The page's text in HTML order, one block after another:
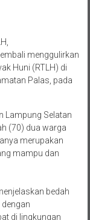
menggulirkan
Huni (RTLH) di
Palas, pada
Lampung Selatan
(70) dua warga
merupakan
mampu dan
bedah
di lingkungan